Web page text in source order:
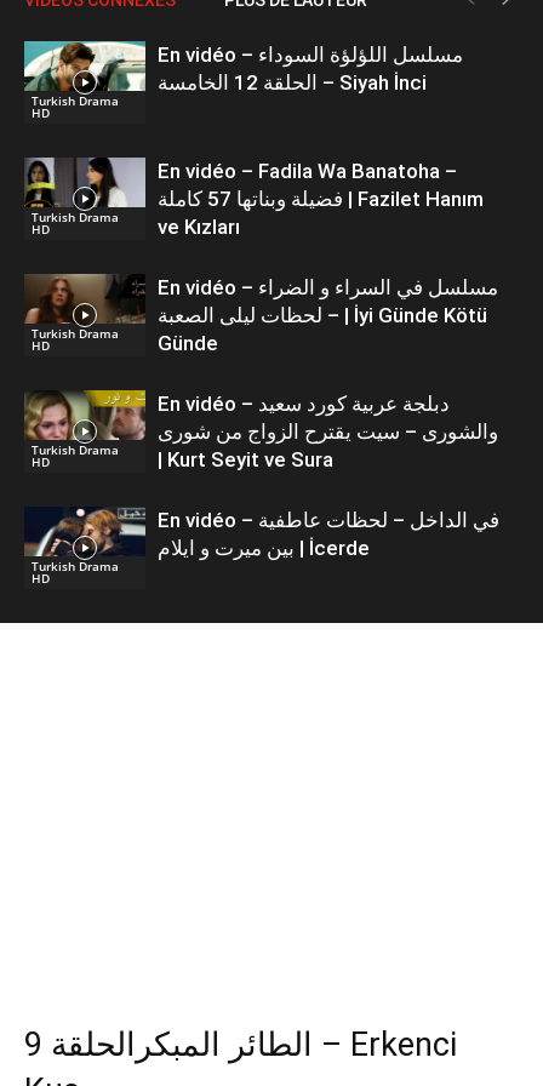
Turkish Drama
HD
En vidéo – مسلسل اللؤلؤة السوداء
الحلقة 12 الخامسة – Siyah İnci
Turkish Drama
HD
En vidéo – Fadila Wa Banatoha –
فضيلة وبناتها 57 كاملة | Fazilet Hanım
ve Kızları
Turkish Drama
HD
En vidéo – مسلسل في السراء و الضراء
– لحظات ليلى الصعبة | İyi Günde Kötü
Günde
Turkish Drama
HD
En vidéo – دبلجة عربية كورد سعيد
والشورى – سيت يقترح الزواج من شورى
| Kurt Seyit ve Sura
Turkish Drama
HD
En vidéo – في الداخل – لحظات عاطفية
بين ميرت و ايلام | İcerde
الطائر المبكرالحلقة 9 – Erkenci